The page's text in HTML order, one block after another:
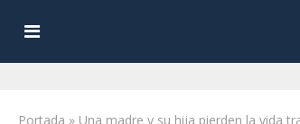
Portada » Una madre y su hija pierden la vida